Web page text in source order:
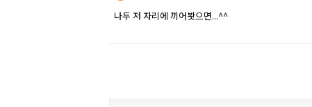
나두 저 자리에 끼어봣으면...^^